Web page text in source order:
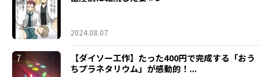
2024.08.07
7
【ダイソー工作】たった400円で完成する「おう
ちプラネタリウム」が感動的！...